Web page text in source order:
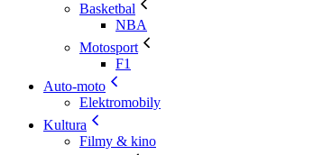
Basketbal
NBA
Motosport
F1
Auto-moto
Elektromobily
Kultura
Filmy & kino